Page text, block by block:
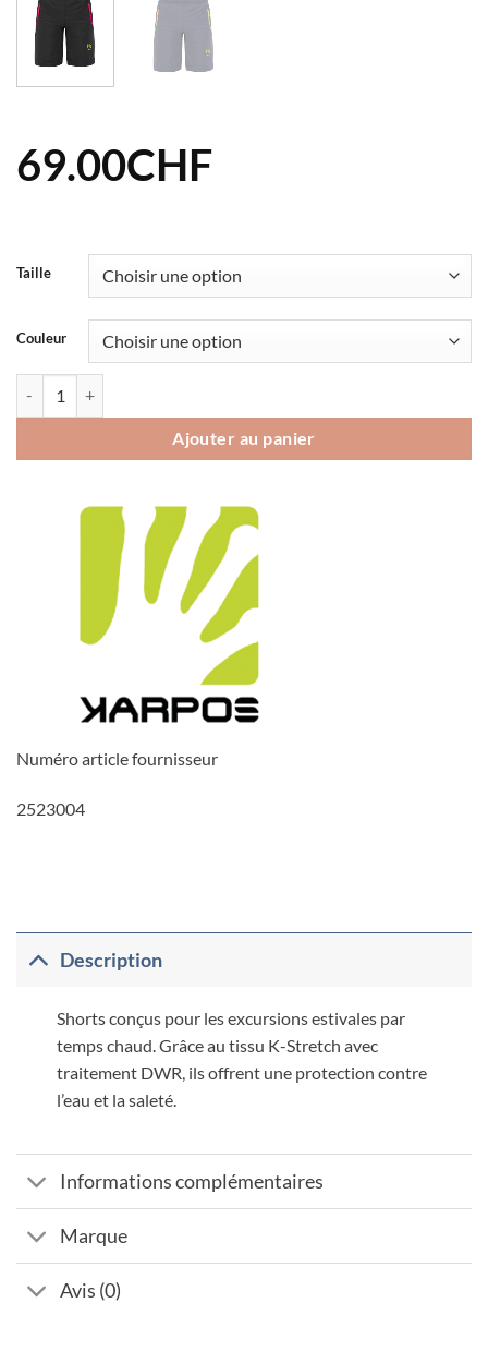
69.00CHF
Taille
Couleur
Ajouter au panier
Numéro article fournisseur
2523004
Description
Shorts conçus pour les excursions estivales par
temps chaud. Grâce au tissu K-Stretch avec
traitement DWR, ils offrent une protection contre
l’eau et la saleté.
Informations complémentaires
Marque
Avis (0)